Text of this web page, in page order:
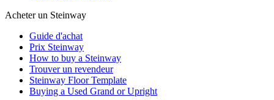
Acheter un Steinway
Guide d'achat
Prix Steinway
How to buy a Steinway
Trouver un revendeur
Steinway Floor Template
Buying a Used Grand or Upright